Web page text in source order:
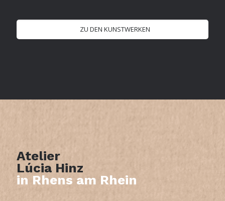
ZU DEN KUNSTWERKEN
Atelier
Lúcia Hinz
in Rhens am Rhein